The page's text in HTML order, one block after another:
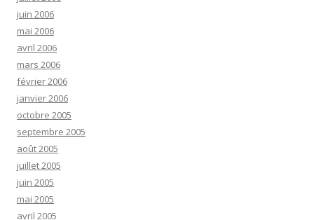
juin 2006
mai 2006
avril 2006
mars 2006
février 2006
janvier 2006
octobre 2005
septembre 2005
août 2005
juillet 2005
juin 2005
mai 2005
avril 2005